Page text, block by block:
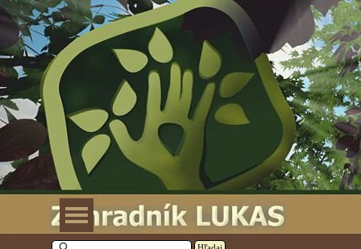
Prejsť na obsah
Preskočiť menu